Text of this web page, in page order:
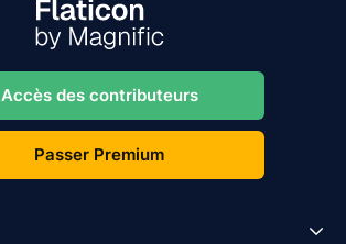
Accès des contributeurs
Passer Premium